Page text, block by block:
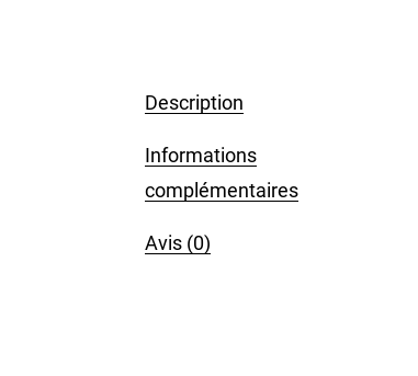
Description
Informations
complémentaires
Avis (0)